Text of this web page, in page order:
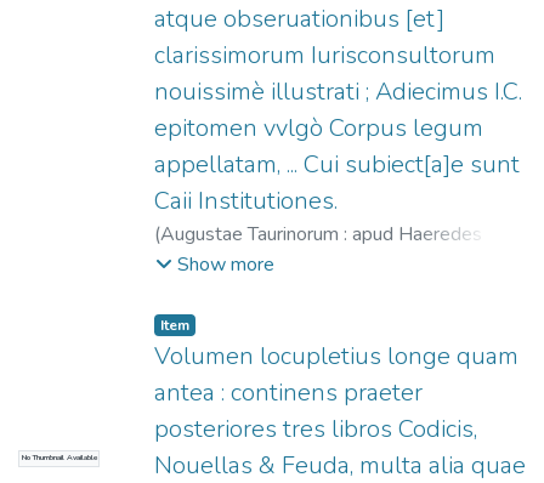
atque obseruationibus [et]
clarissimorum Iurisconsultorum
nouissimè illustrati ; Adiecimus I.C.
epitomen vvlgò Corpus legum
appellatam, ... Cui subiect[a]e sunt
Caii Institutiones.
(Augustae Taurinorum : apud Haeredes
Nicolai Beuilaquae,
1574-1598.
Show more
No Thumbnail Available
Item
Volumen locupletius longe quam
antea : continens praeter
posteriores tres libros Codicis,
Nouellas & Feuda, multa alia quae